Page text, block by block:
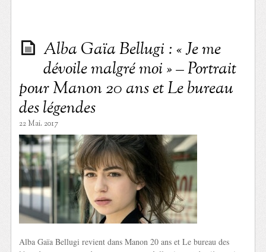
Alba Gaïa Bellugi : « Je me
dévoile malgré moi » – Portrait
pour Manon 20 ans et Le bureau
des légendes
22 Mai. 2017
Alba Gaïa Bellugi revient dans Manon 20 ans et Le bureau des